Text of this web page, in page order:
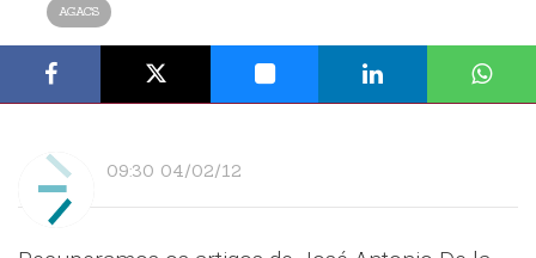
AGACS
09:30 04/02/12